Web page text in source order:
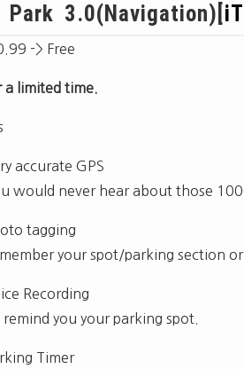
Park 3.0(Navigation)[
-> Free
a limited time.
accurate GPS
would never hear about those
tagging
your spot/parking section
Recording
remind you your parking spot.
Timer